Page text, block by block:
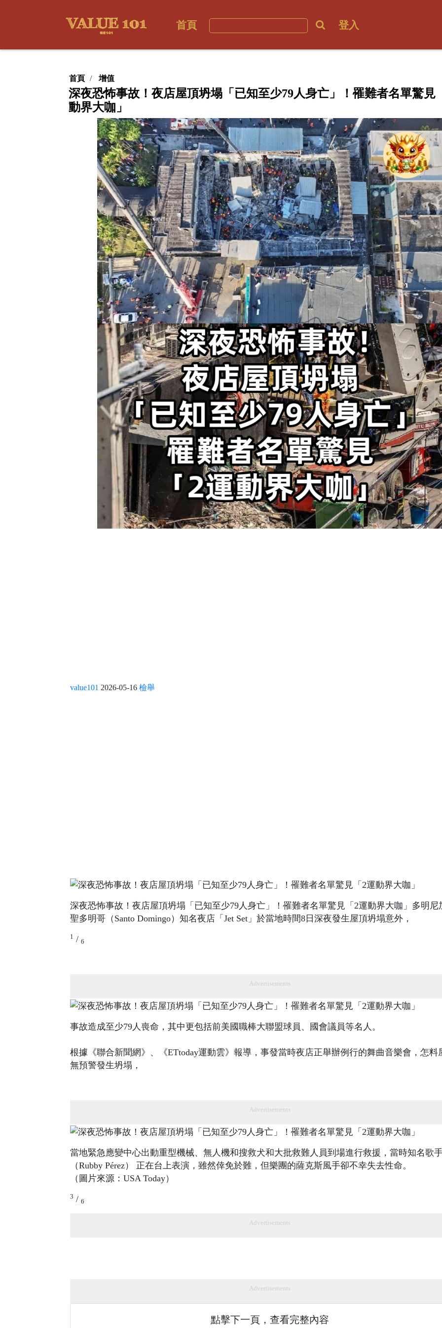
首頁 登入
首頁 增值
深夜恐怖事故！夜店屋頂坍塌「已知至少79人身亡」！罹難者名單驚見
動界大咖」
value101 2026-05-16 檢舉
深夜恐怖事故！夜店屋頂坍塌「已知至少79人身亡」！罹難者名單驚見「2運動界大咖」多明尼
聖多明哥（Santo Domingo）知名夜店「Jet Set」於當地時間8日深夜發生屋頂坍塌意外，
1 / 6
Advertisements
事故造成至少79人喪命，其中更包括前美國職棒大聯盟球員、國會議員等名人。
根據《聯合新聞網》、《ETtoday運動雲》報導，事發當時夜店正舉辦例行的舞曲音樂會，怎料
無預警發生坍塌，
Advertisements
當地緊急應變中心出動重型機械、無人機和搜救犬和大批救難人員到場進行救援，當時知名歌
（Rubby Pérez） 正在台上表演，雖然倖免於難，但樂團的薩克斯風手卻不幸失去性命。
（圖片來源：USA Today）
3 / 6
Advertisements
Advertisements
點擊下一頁，查看完整內容